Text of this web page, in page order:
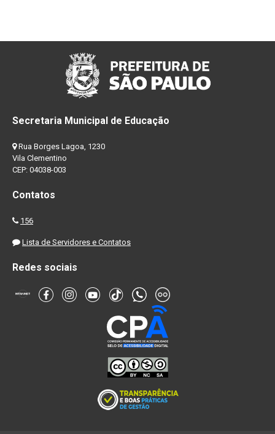
Secretaria Municipal de Educação
Rua Borges Lagoa, 1230
Vila Clementino
CEP: 04038-003
Contatos
156
Lista de Servidores e Contatos
Redes sociais